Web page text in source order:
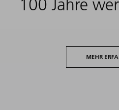
100 Jahre
MEHR